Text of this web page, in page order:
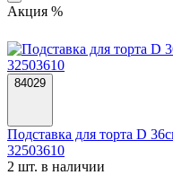
Акция %
84029
Подставка для торта D
32503610
2 шт. в наличии